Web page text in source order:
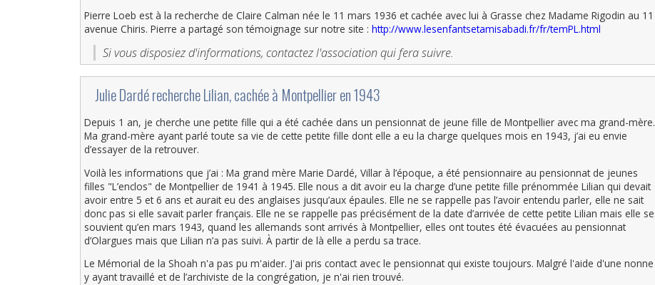
Pierre Loeb est à la recherche de Claire Calman née le 11 mars 1936 et cachée avec lui à Grasse chez Madame Rigodin au 11
avenue Chiris. Pierre a partagé son témoignage sur notre site : http://www.lesenfantsetamisabadi.fr/fr/temPL.html
Si vous disposiez d'informations, contactez l'association qui fera suivre.
‎Julie Dardé recherche Lilian, cachée à Montpellier en 1943
Depuis 1 an, je cherche une petite fille qui a été cachée dans un pensionnat de jeune fille de Montpellier avec ma grand-mère.
Ma grand-mère ayant parlé toute sa vie de cette petite fille dont elle a eu la charge quelques mois en 1943, j’ai eu envie
d’essayer de la retrouver.
Voilà les informations que j’ai : Ma grand mère Marie Dardé, Villar à l’époque, a été pensionnaire au pensionnat de jeunes
filles "L’enclos" de Montpellier de 1941 à 1945. Elle nous a dit avoir eu la charge d’une petite fille prénommée Lilian qui devait
avoir entre 5 et 6 ans et aurait eu des anglaises jusqu’aux épaules. Elle ne se rappelle pas l’avoir entendu parler, elle ne sait
donc pas si elle savait parler français. Elle ne se rappelle pas précisément de la date d’arrivée de cette petite Lilian mais elle se
souvient qu’en mars 1943, quand les allemands sont arrivés à Montpellier, elles ont toutes été évacuées au pensionnat
d’Olargues mais que Lilian n’a pas suivi. À partir de là elle a perdu sa trace.
Le Mémorial de la Shoah n'a pas pu m'aider. J'ai pris contact avec le pensionnat qui existe toujours. Malgré l'aide d'une nonne
y ayant travaillé et de l’archiviste de la congrégation, je n'ai rien trouvé.